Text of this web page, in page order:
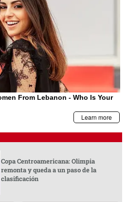
Copa Centroamericana: Olimpia
remonta y queda a un paso de la
clasificación